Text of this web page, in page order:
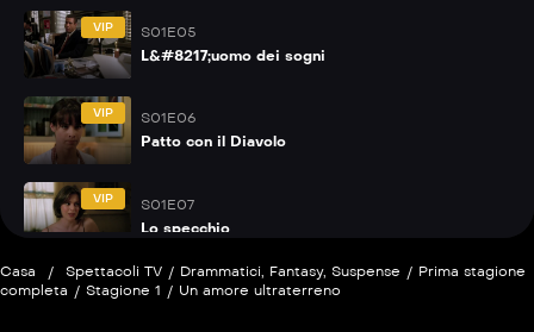
VIP
S01E05
L&#8217;uomo dei sogni
VIP
S01E06
Patto con il Diavolo
VIP
S01E07
Lo specchio
S01E08
Casa / Spettacoli TV / Drammatici, Fantasy, Suspense / Prima stagione
completa / Stagione 1 / Un amore ultraterreno